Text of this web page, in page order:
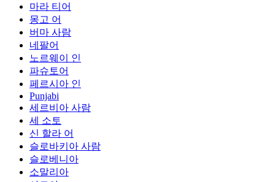
마라 티어
몽고 어
버마 사람
네팔어
노르웨이 인
파슈토어
페르시아 인
Punjabi
세르비아 사람
세 소토
신 할라 어
슬로바키아 사람
슬로베니아
소말리아